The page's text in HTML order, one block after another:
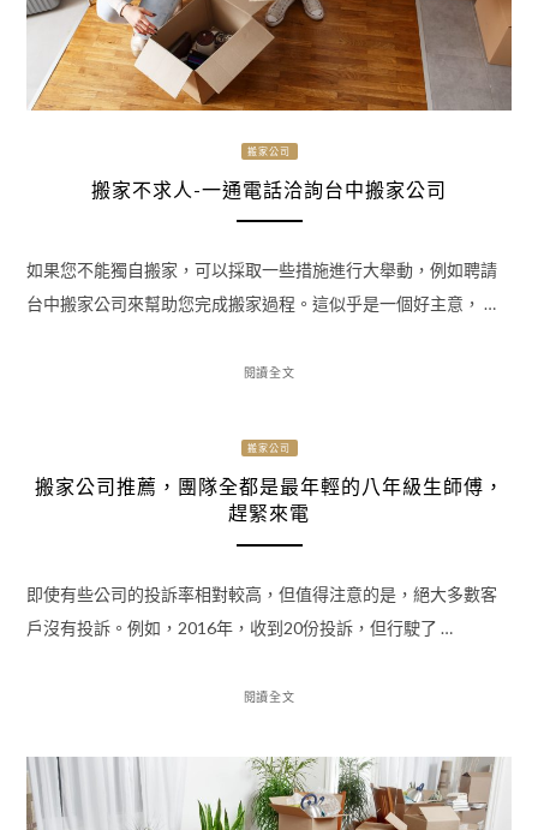
搬家公司
搬家不求人-一通電話洽詢台中搬家公司
如果您不能獨自搬家，可以採取一些措施進行大舉動，例如聘請
台中搬家公司來幫助您完成搬家過程。這似乎是一個好主意， …
閱讀全文
搬家公司
搬家公司推薦，團隊全都是最年輕的八年級生師傅，
趕緊來電
即使有些公司的投訴率相對較高，但值得注意的是，絕大多數客
戶沒有投訴。例如，2016年，收到20份投訴，但行駛了 …
閱讀全文